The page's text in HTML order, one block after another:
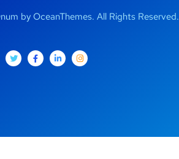
by OceanThemes. All Rights Reserved.